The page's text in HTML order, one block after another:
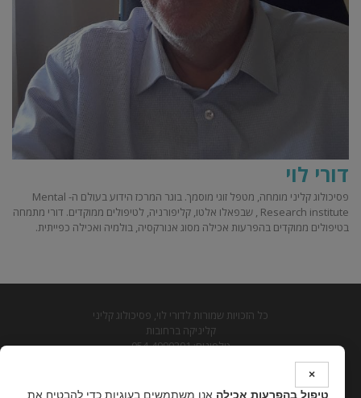
דורי לוי
פסיכולוג קליני מומחה, מטפל זוגי מוסמך. בוגר המרכז הידוע בעולם ה- Mental
Research institute , שבפאלו אלטו, קליפורניה, לטיפולים ממוקדים. דורי מתמחה
בטיפולים ממוקדים בהפרעות אכילה מסוג אנורקסיה, בולמיה ואכילה כפייתית.
כל הזכויות שמורות לדורי לוי, פסיכולוג קליני
קליניקה ברחובות
טלפונים: 054-4990201
×
טיפול בהפרעות אכילה אנו משתמשים בעוגיות כדי להבטיח את